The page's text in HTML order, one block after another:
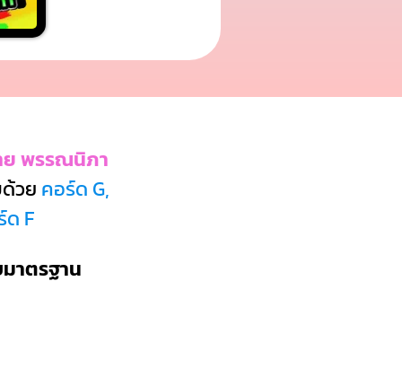
ย พรรณนิภา
วย คอร์ด G,
ด F
าตรฐาน